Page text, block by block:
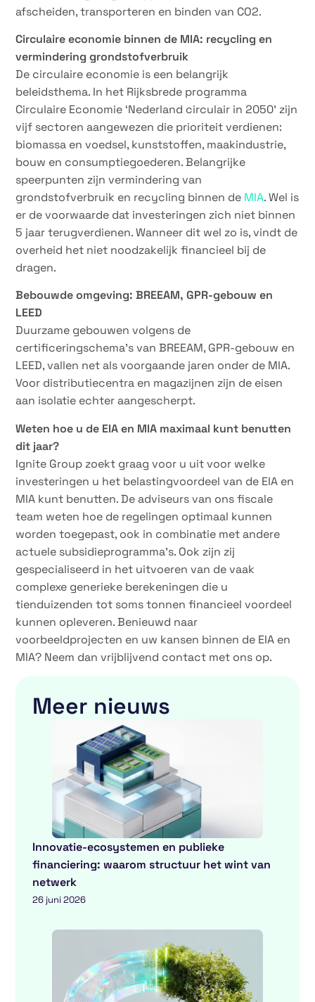
afscheiden, transporteren en binden van CO2.
Circulaire economie binnen de MIA: recycling en
vermindering grondstofverbruik
De circulaire economie is een belangrijk
beleidsthema. In het Rijksbrede programma
Circulaire Economie ‘Nederland circulair in 2050’ zijn
vijf sectoren aangewezen die prioriteit verdienen:
biomassa en voedsel, kunststoffen, maakindustrie,
bouw en consumptiegoederen. Belangrijke
speerpunten zijn vermindering van
grondstofverbruik en recycling binnen de MIA. Wel is
er de voorwaarde dat investeringen zich niet binnen
5 jaar terugverdienen. Wanneer dit wel zo is, vindt de
overheid het niet noodzakelijk financieel bij de
dragen.
Bebouwde omgeving: BREEAM, GPR-gebouw en
LEED
Duurzame gebouwen volgens de
certificeringschema’s van BREEAM, GPR-gebouw en
LEED, vallen net als voorgaande jaren onder de MIA.
Voor distributiecentra en magazijnen zijn de eisen
aan isolatie echter aangescherpt.
Weten hoe u de EIA en MIA maximaal kunt benutten
dit jaar?
Ignite Group zoekt graag voor u uit voor welke
investeringen u het belastingvoordeel van de EIA en
MIA kunt benutten. De adviseurs van ons fiscale
team weten hoe de regelingen optimaal kunnen
worden toegepast, ook in combinatie met andere
actuele subsidieprogramma’s. Ook zijn zij
gespecialiseerd in het uitvoeren van de vaak
complexe generieke berekeningen die u
tienduizenden tot soms tonnen financieel voordeel
kunnen opleveren. Benieuwd naar
voorbeeldprojecten en uw kansen binnen de EIA en
MIA? Neem dan vrijblijvend contact met ons op.
Meer nieuws
Innovatie-ecosystemen en publieke
financiering: waarom structuur het wint van
netwerk
26 juni 2026